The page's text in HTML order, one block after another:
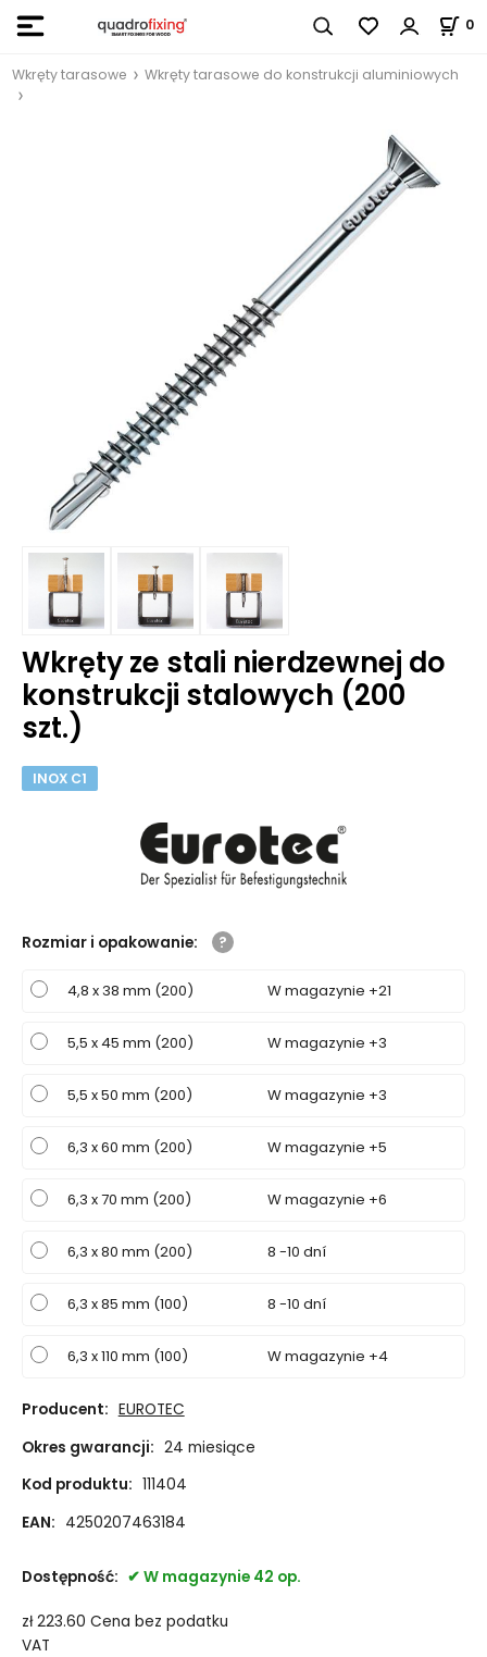
0
Wkręty tarasowe Wkręty tarasowe do konstrukcji aluminiowych
Wkręty ze stali nierdzewnej do
konstrukcji stalowych (200
szt.)
INOX C1
Rozmiar i opakowanie:
4,8 x 38 mm (200) W magazynie +21
5,5 x 45 mm (200) W magazynie +3
5,5 x 50 mm (200) W magazynie +3
6,3 x 60 mm (200) W magazynie +5
6,3 x 70 mm (200) W magazynie +6
6,3 x 80 mm (200) 8 -10 dní
6,3 x 85 mm (100) 8 -10 dní
6,3 x 110 mm (100) W magazynie +4
Producent: EUROTEC
Okres gwarancji: 24 miesiące
Kod produktu: 111404
EAN: 4250207463184
Dostępność: W magazynie 42 op.
zł223.60 Cena bez podatku
VAT